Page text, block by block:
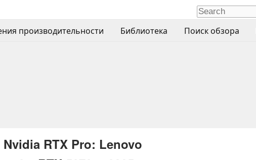
производительности Библиотека Поиск обзора
RTX Pro: Lenovo